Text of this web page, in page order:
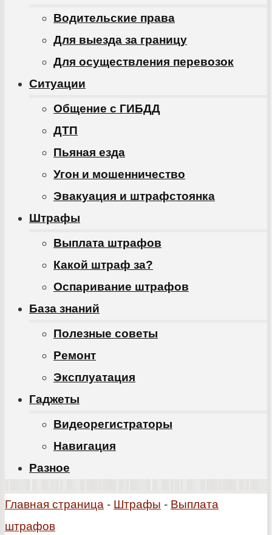
Водительские права
Для выезда за границу
Для осуществления перевозок
Ситуации
Общение с ГИБДД
ДТП
Пьяная езда
Угон и мошенничество
Эвакуация и штрафстоянка
Штрафы
Выплата штрафов
Какой штраф за?
Оспаривание штрафов
База знаний
Полезные советы
Ремонт
Эксплуатация
Гаджеты
Видеорегистраторы
Навигация
Разное
Главная страница - Штрафы - Выплата
штрафов